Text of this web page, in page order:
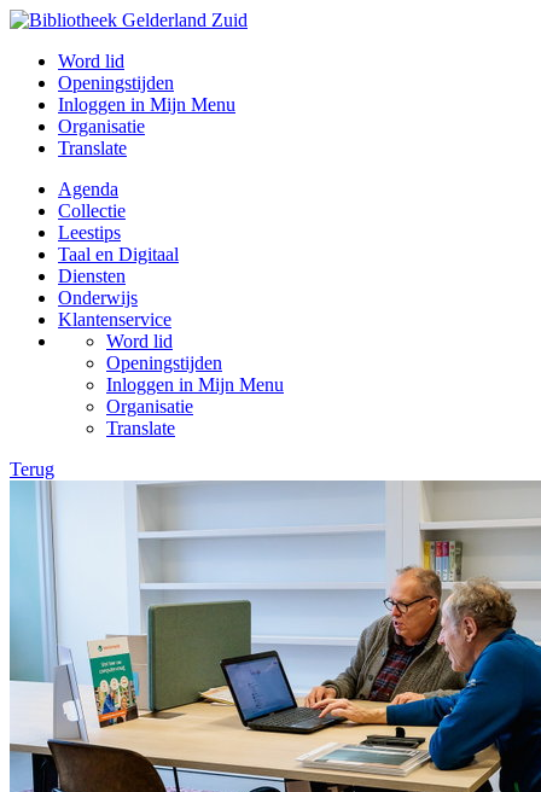
Word lid
Openingstijden
Inloggen in Mijn Menu
Organisatie
Translate
Agenda
Collectie
Leestips
Taal en Digitaal
Diensten
Onderwijs
Klantenservice
Word lid
Openingstijden
Inloggen in Mijn Menu
Organisatie
Translate
Terug